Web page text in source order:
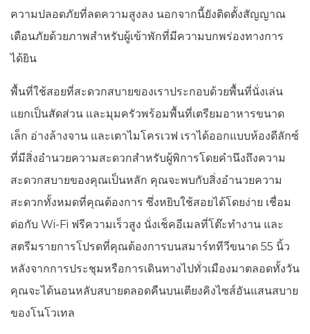
ความปลอดภัยที่ลดความสูงลง นอกจากนี้ยังติดตั้งสัญญาณ
เตือนภัยด้วยภาพสำหรับผู้เข้าพักที่มีความบกพร่องทางการ
ได้ยิน
พื้นที่ใช้สอยที่สะดวกสบายของเราประกอบด้วยพื้นที่นั่งเล่น
แยกเป็นสัดส่วน และมุมครัวพร้อมพื้นที่เตรียมอาหารขนาด
เล็ก อ่างล้างจาน และเตาไมโครเวฟ เราได้ออกแบบห้องดีลักซ์
ที่มีสิ่งอำนวยความสะดวกสำหรับผู้พิการโดยคำนึงถึงความ
สะดวกสบายของคุณเป็นหลัก คุณจะพบกับสิ่งอำนวยความ
สะดวกทั้งหมดที่คุณต้องการ ซึ่งหยิบใช้สอยได้โดยง่าย เชื่อม
ต่อกับ Wi-Fi ฟรีความเร็วสูง นั่งเช็คอีเมลที่โต๊ะทำงาน และ
สตรีมรายการโปรดที่คุณต้องการบนสมาร์ททีวีขนาด 55 นิ้ว
หลังจากการประชุมหรือการเดินทางไปทั่วเมืองมาตลอดทั้งวัน
คุณจะได้นอนหลับสบายตลอดคืนบนเตียงคิงไซส์อันแสนสบาย
ของโนโวเทล